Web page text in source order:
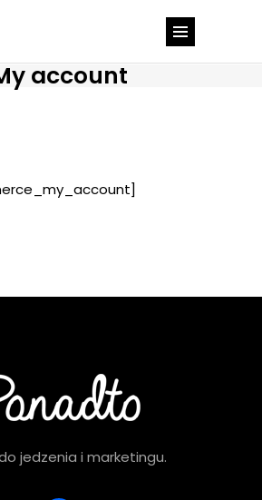
account
jedzenia i marketingu.